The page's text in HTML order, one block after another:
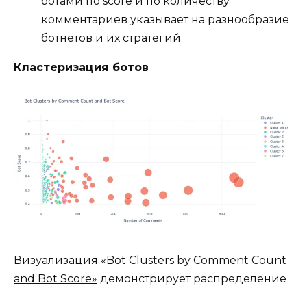
комментариев указывает на разнообразие
ботнетов и их стратегий
Кластеризация ботов
Визуализация «Bot Clusters by Comment Count
and Bot Score» демонстрирует распределение